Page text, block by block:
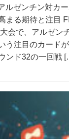
ルゼンチン対カ
まる期待と注目
会で、アルゼン
う注目のカード
ンド32の一回戦